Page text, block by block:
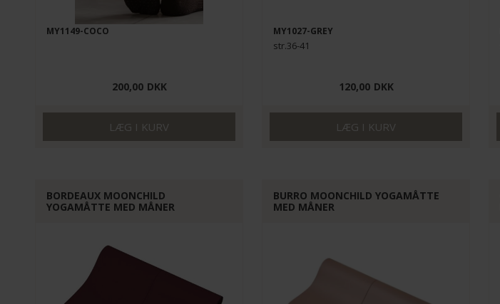
MY1149-COCO
200,00 DKK
MY1027-GREY
str.36-41
120,00 DKK
BORDEAUX MOONCHILD
YOGAMÅTTE MED MÅNER
BURRO MOONCHILD YOGAMÅTTE
MED MÅNER